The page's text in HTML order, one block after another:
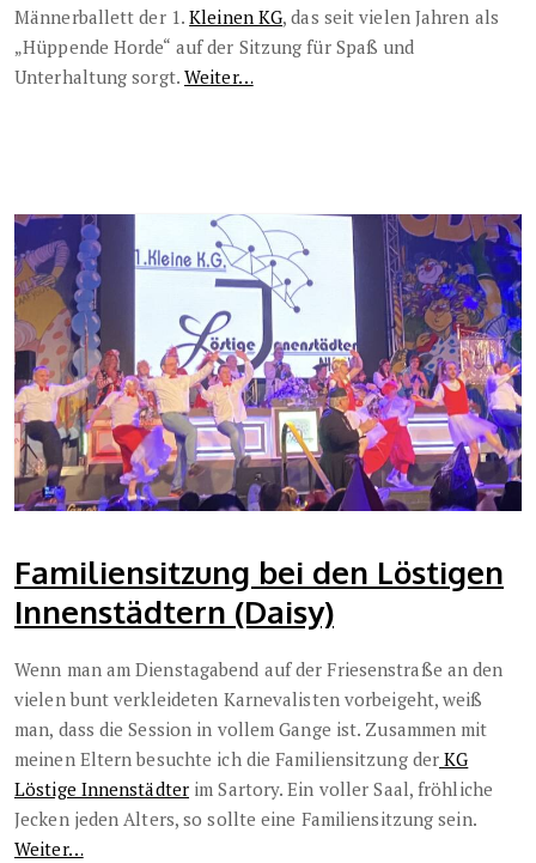
Männerballett der 1.Kleinen KG, das seit vielen Jahren als
„Hüppende Horde“ auf der Sitzung für Spaß und
Unterhaltung sorgt. Weiter…
Familiensitzung bei den Löstigen
Innenstädtern (Daisy)
Wenn man am Dienstagabend auf der Friesenstraße an den
vielen bunt verkleideten Karnevalisten vorbeigeht, weiß
man, dass die Session in vollem Gange ist. Zusammen mit
meinen Eltern besuchte ich die Familiensitzung der KG
Löstige Innenstädter im Sartory. Ein voller Saal, fröhliche
Jecken jeden Alters, so sollte eine Familiensitzung sein.
Weiter…